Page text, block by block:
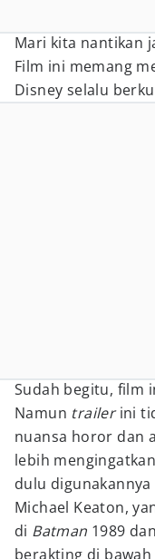
Mari kita nantikan
Film ini memang
Disney selalu
Sudah begitu, film
Namun trailerini
nuansa horor dan
lebih
dulu
Michael Keaton,
di Batman 1989 dan
berakting di